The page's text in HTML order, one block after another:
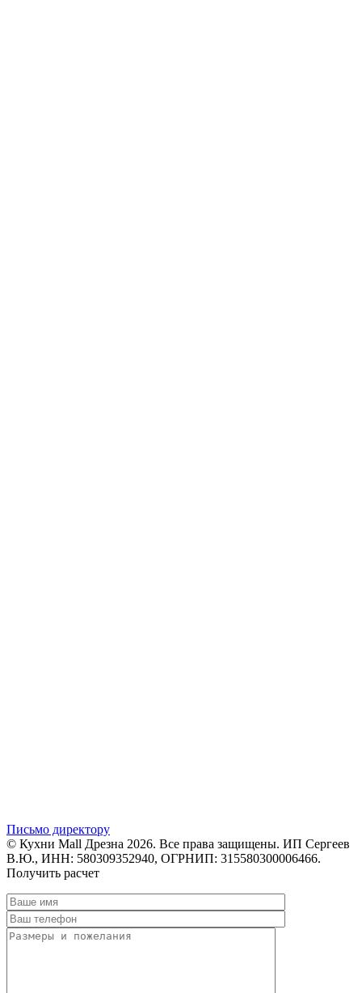
Письмо директору
© Кухни Mall Дрезна 2026. Все права защищены. ИП Сергеев
В.Ю., ИНН: 580309352940, ОГРНИП: 315580300006466.
Получить расчет